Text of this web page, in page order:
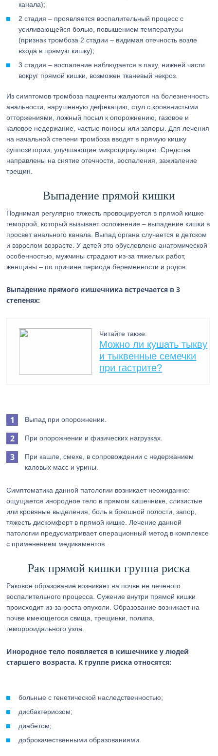
канала);
2 стадия – проявляется воспалительный процесс с
усиливающейся болью, повышением температуры
(признак тромбоза 2 стадии – видимая отечность возле
входа в прямую кишку);
3 стадия – воспаление наблюдается в паху, нижней части
вокруг прямой кишки, возможен тканевый некроз.
Из симптомов тромбоза пациенты жалуются на болезненность
анальности, нарушенную дефекацию, стул с кровянистыми
отторжениями, ложный посыл к опорожнению, газовое и
каловое недержание, частые поносы или запоры. Для лечения
на начальной степени тромбоза вводят в прямую кишку
суппозитории, улучшающие микроциркуляцию. Средства
направлены на снятие отечности, воспаления, заживление
трещин.
Выпадение прямой кишки
Поднимая регулярно тяжесть провоцируется в прямой кишке
геморрой, который вызывает осложнение – выпадение кишки в
просвет анального канала. Выпад органа случается в детском
и взрослом возрасте. У детей это обусловлено анатомической
особенностью, мужчины страдают из-за тяжелых работ,
женщины – по причине периода беременности и родов.
Выпадение прямого кишечника встречается в 3
степенях:
Читайте также:
Можно ли кушать тыкву
и тыквенные семечки
при гастрите?
Выпад при опорожнении.
При опорожнении и физических нагрузках.
При кашле, смехе, в сопровождении с недержанием
каловых масс и урины.
Симптоматика данной патологии возникает неожиданно:
ощущается инородное тело в прямом кишечнике, слизистые
или кровяные выделения, боль в брюшной полости, запор,
тяжесть дискомфорт в прямой кишке. Лечение данной
патологии предусматривает операционный метод в комплексе
с применением медикаментов.
Рак прямой кишки группа риска
Раковое образование возникает на почве не леченого
воспалительного процесса. Сужение внутри прямой кишки
происходит из-за роста опухоли. Образование возникает на
почве имеющегося свища, трещинки, полипа,
геморроидального узла.
Инородное тело появляется в кишечнике у людей
старшего возраста. К группе риска относятся:
больные с генетической наследственностью;
дисбактериозом;
диабетом;
доброкачественными образованиями.